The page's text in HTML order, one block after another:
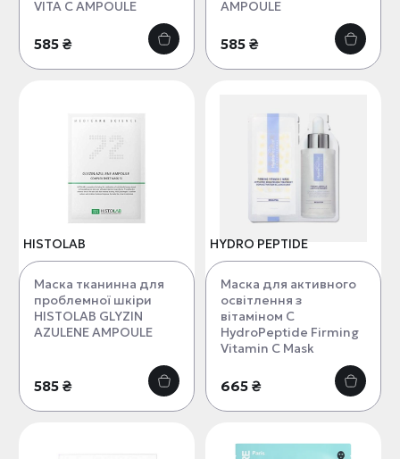
VITA C AMPOULE
585 ₴
AMPOULE
585 ₴
HISTOLAB
Маска тканинна для
проблемної шкіри
HISTOLAB GLYZIN
AZULENE AMPOULE
585 ₴
HYDRO PEPTIDE
Маска для активного
освітлення з
вітаміном С
HydroPeptide Firming
Vitamin C Mask
665 ₴